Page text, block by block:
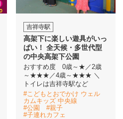
吉祥寺駅
高架下に楽しい遊具がいっ
ぱい！ 全天候・多世代型
の中央高架下公園
おすすめ度 0歳～★／2歳
～★★★／4歳～★★★ ＼
トイレは吉祥寺駅など
#こどもとおでかけ ウェル
カムキッズ 中央線
#公園
#親子
#子連れカフェ